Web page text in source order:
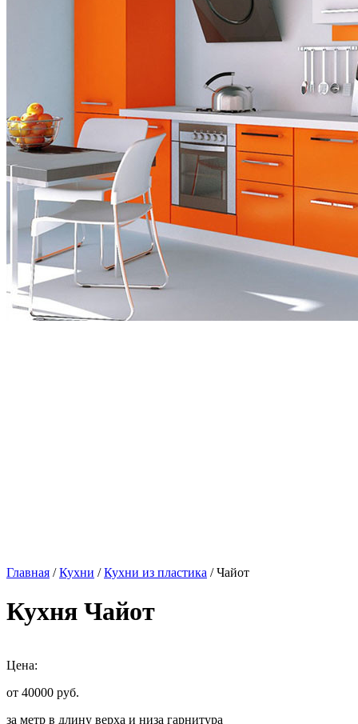
Главная /Кухни /Кухни из пластика / Чайот
Кухня Чайот
Цена:
от 40000 руб.
за метр в длину верха и низа гарнитура